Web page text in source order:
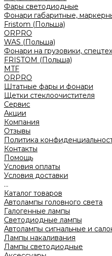
Фары светодиодные
Фонари габаритные,
Fristom (Польша)
ORPRO
WAS (Польша)
Фонари на грузовики,
FRISTOM (Польша)
MTF
ORPRO
Штатные фары и фонари
Щетки стеклоочистителя
Сервис
Акции
Компания
Отзывы
Политика
Контакты
Помощь
Условия оплаты
Условия доставки
...
Каталог товаров
Автолампы головного света
Галогенные лампы
Светодиодные лампы
Автолампы сигнальные и
Лампы накаливания
Лампы светодиодные